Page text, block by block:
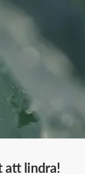
att lindra!